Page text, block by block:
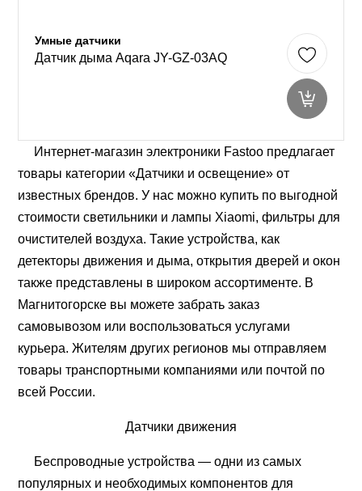
Умные датчики
Датчик дыма Aqara JY-GZ-03AQ
Интернет-магазин электроники Fastoo предлагает
товары категории «Датчики и освещение» от
известных брендов. У нас можно купить по выгодной
стоимости светильники и лампы Xiaomi, фильтры для
очистителей воздуха. Такие устройства, как
детекторы движения и дыма, открытия дверей и окон
также представлены в широком ассортименте. В
Магнитогорске вы можете забрать заказ
самовывозом или воспользоваться услугами
курьера. Жителям других регионов мы отправляем
товары транспортными компаниями или почтой по
всей России.
Датчики движения
Беспроводные устройства — одни из самых
популярных и необходимых компонентов для